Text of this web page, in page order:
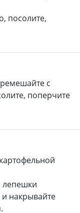
посолите,
с
поперчите
лепешки
накрывайте